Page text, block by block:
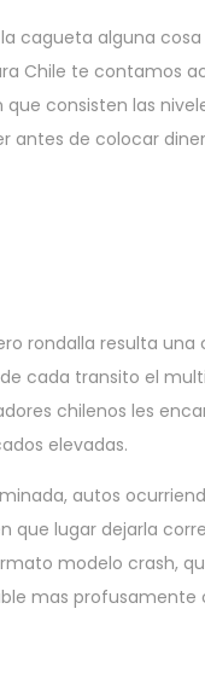
cagueta alguna
Chile te contamos
consisten las
antes de colocar
rondalla resulta una
cada transito el
chilenos les
elevadas.
autos
que lugar dejarla
modelo crash,
mas profusamente